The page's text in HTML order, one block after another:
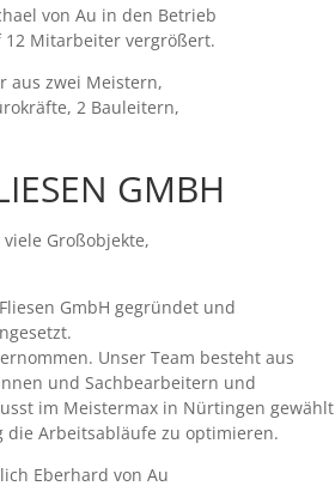
von Au in den Betrieb
Mitarbeiter vergrößert.
aus zwei Meistern,
2 Bauleitern,
GMBH
Großobjekte,
GmbH gegründet und
Unser Team besteht aus
und Sachbearbeitern und
im Meistermax in Nürtingen gewählt
die Arbeitsabläufe zu optimieren.
Eberhard von Au